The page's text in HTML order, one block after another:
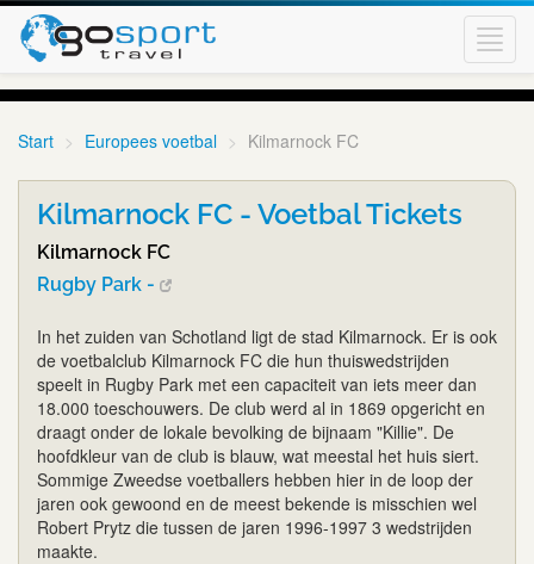
Start Europees voetbal Kilmarnock FC
Kilmarnock FC - Voetbal Tickets
Kilmarnock FC
Rugby Park -
In het zuiden van Schotland ligt de stad Kilmarnock. Er is ook
de voetbalclub Kilmarnock FC die hun thuiswedstrijden
speelt in Rugby Park met een capaciteit van iets meer dan
18.000 toeschouwers. De club werd al in 1869 opgericht en
draagt onder de lokale bevolking de bijnaam "Killie". De
hoofdkleur van de club is blauw, wat meestal het huis siert.
Sommige Zweedse voetballers hebben hier in de loop der
jaren ook gewoond en de meest bekende is misschien wel
Robert Prytz die tussen de jaren 1996-1997 3 wedstrijden
maakte.